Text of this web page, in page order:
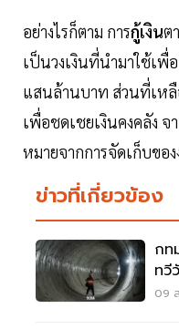
อย่างไรก็ตาม การกู้เงินต
เป็นวงเงินที่นำมาใช้เ
แสนล้านบาท ส่วนที่เห
เพื่อชดเชยเงินคงคลัง จ
หมายจากการจัดเก็บขอ
ข่าวที่เกี่ยวข้อง
กท
ทวี
09